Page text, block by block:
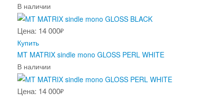
В наличии
Цена: 14 000₽
Купить
MT MATRIX sindle mono GLOSS PERL WHITE
В наличии
Цена: 14 000₽